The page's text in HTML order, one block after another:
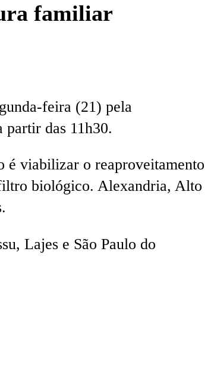
familiar
feira (21) pela
partir das 11h30.
é viabilizar o reaproveitamento
filtro biológico. Alexandria, Alto
Lajes e São Paulo do